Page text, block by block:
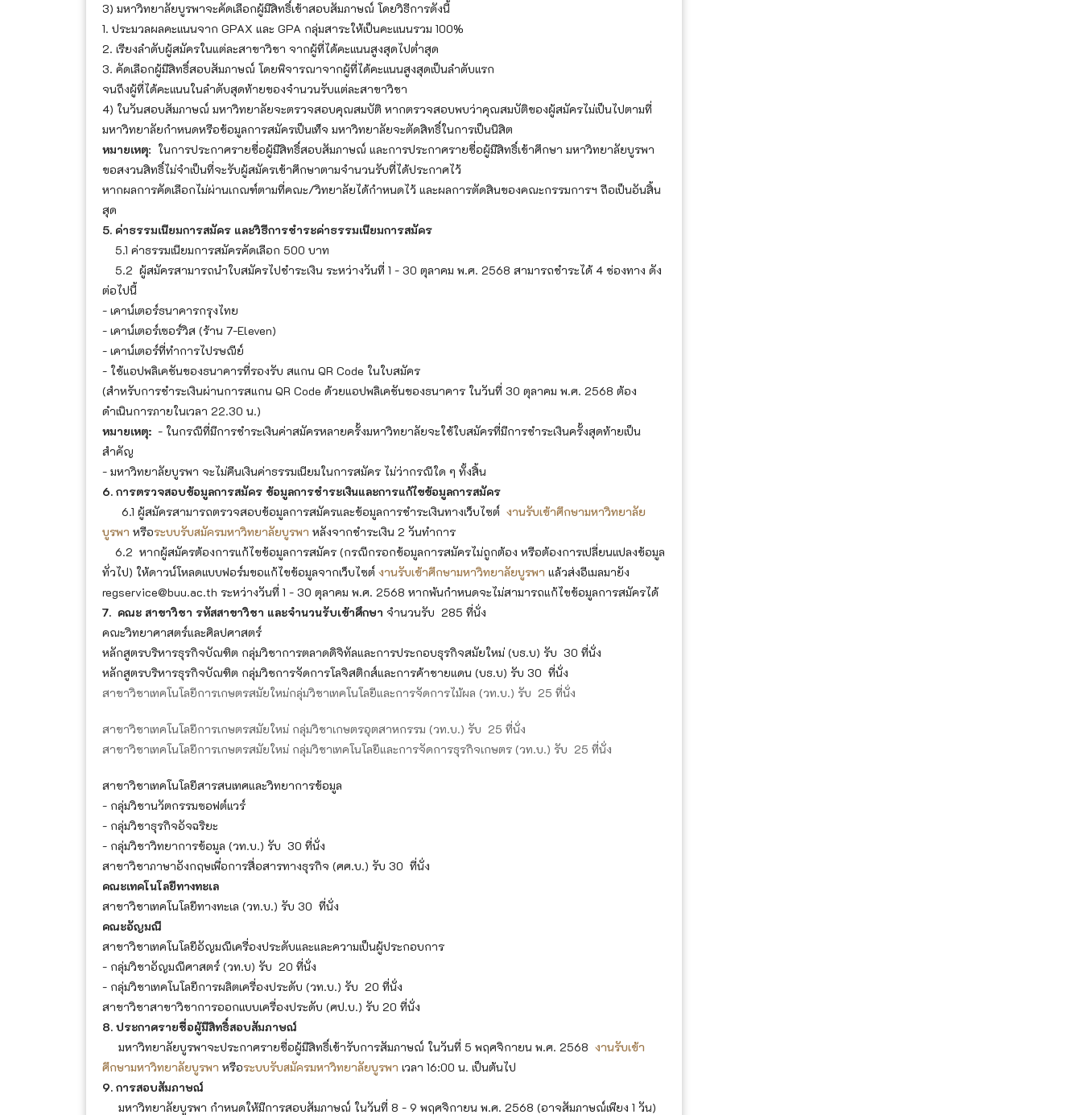
3) มหาวิทยาลัยบูรพาจะคัดเลือกผู้มีสิทธิ์เข้าสอบสัมภาษณ์ โดยวิธีการดังนี้
1. ประมวลผลคะแนนจาก GPAX และ GPA กลุ่มสาระให้เป็นคะแนนรวม 100%
2. เรียงลำดับผู้สมัครในแต่ละสาขาวิชา จากผู้ที่ได้คะแนนสูงสุดไปต่ำสุด
3. คัดเลือกผู้มีสิทธิ์สอบสัมภาษณ์ โดยพิจารณาจากผู้ที่ได้คะแนนสูงสุดเป็นลำดับแรก
จนถึงผู้ที่ได้คะแนนในลำดับสุดท้ายของจำนวนรับแต่ละสาขาวิชา
4) ในวันสอบสัมภาษณ์ มหาวิทยาลัยจะตรวจสอบคุณสมบัติ หากตรวจสอบพบว่าคุณสมบัติของผู้สมัครไม่เป็นไปตามที่
มหาวิทยาลัยกำหนดหรือข้อมูลการสมัครเป็นเท็จ มหาวิทยาลัยจะตัดสิทธิ์ในการเป็นนิสิต
หมายเหตุ: ในการประกาศรายชื่อผู้มีสิทธิ์สอบสัมภาษณ์ และการประกาศรายชื่อผู้มีสิทธิ์เข้าศึกษา มหาวิทยาลัยบูรพา
ขอสงวนสิทธิ์ไม่จำเป็นที่จะรับผู้สมัครเข้าศึกษาตามจำนวนรับที่ได้ประกาศไว้
หากผลการคัดเลือกไม่ผ่านเกณฑ์ตามที่คณะ/วิทยาลัยได้กำหนดไว้ และผลการตัดสินของคณะกรรมการฯ ถือเป็นอันสิ้น
สุด
5. ค่าธรรมเนียมการสมัคร และวิธีการชำระค่าธรรมเนียมการสมัคร
5.1 ค่าธรรมเนียมการสมัครคัดเลือก 500 บาท
5.2 ผู้สมัครสามารถนำใบสมัครไปชำระเงิน ระหว่างวันที่ 1 - 30 ตุลาคม พ.ศ. 2568 สามารถชำระได้ 4 ช่องทาง ดัง
ต่อไปนี้
- เคาน์เตอร์ธนาคารกรุงไทย
- เคาน์เตอร์เซอร์วิส (ร้าน 7-Eleven)
- เคาน์เตอร์ที่ทำการไปรษณีย์
- ใช้แอปพลิเคชันของธนาคารที่รองรับ สแกน QR Code ในใบสมัคร
(สำหรับการชำระเงินผ่านการสแกน QR Code ด้วยแอปพลิเคชันของธนาคาร ในวันที่ 30 ตุลาคม พ.ศ. 2568 ต้อง
ดำเนินการภายในเวลา 22.30 น.)
หมายเหตุ: - ในกรณีที่มีการชำระเงินค่าสมัครหลายครั้งมหาวิทยาลัยจะใช้ใบสมัครที่มีการชำระเงินครั้งสุดท้ายเป็น
สำคัญ
- มหาวิทยาลัยบูรพา จะไม่คืนเงินค่าธรรมเนียมในการสมัคร ไม่ว่ากรณีใด ๆ ทั้งสิ้น
6. การตรวจสอบข้อมูลการสมัคร ข้อมูลการชำระเงินและการแก้ไขข้อมูลการสมัคร
6.1 ผู้สมัครสามารถตรวจสอบข้อมูลการสมัครและข้อมูลการชำระเงินทางเว็บไซต์ งานรับเข้าศึกษามหาวิทยาลัย
บูรพา หรือระบบรับสมัครมหาวิทยาลัยบูรพา หลังจากชำระเงิน 2 วันทำการ
6.2 หากผู้สมัครต้องการแก้ไขข้อมูลการสมัคร (กรณีกรอกข้อมูลการสมัครไม่ถูกต้อง หรือต้องการเปลี่ยนแปลงข้อมูล
ทั่วไป) ให้ดาวน์โหลดแบบฟอร์มขอแก้ไขข้อมูลจากเว็บไซต์ งานรับเข้าศึกษามหาวิทยาลัยบูรพา แล้วส่งอีเมลมายัง
regservice@buu.ac.th ระหว่างวันที่ 1 - 30 ตุลาคม พ.ศ. 2568 หากพ้นกำหนดจะไม่สามารถแก้ไขข้อมูลการสมัครได้
7. คณะ สาขาวิชา รหัสสาขาวิชา และจำนวนรับเข้าศึกษา จำนวนรับ 285 ที่นั่ง
คณะวิทยาศาสตร์และศิลปศาสตร์
หลักสูตรบริหารธุรกิจบัณฑิต กลุ่มวิชาการตลาดดิจิทัลและการประกอบธุรกิจสมัยใหม่ (บธ.บ) รับ 30 ที่นั่ง
หลักสูตรบริหารธุรกิจบัณฑิต กลุ่มวิชการจัดการโลจิสติกส์และการค้าชายแดน (บธ.บ) รับ 30 ที่นั่ง
สาขาวิชาเทคโนโลยีการเกษตรสมัยใหม่กลุ่มวิชาเทคโนโลยีและการจัดการไม้ผล (วท.บ.) รับ 25 ที่นั่ง
สาขาวิชาเทคโนโลยีการเกษตรสมัยใหม่ กลุ่มวิชาเกษตรอุตสาหกรรม (วท.บ.) รับ 25 ที่นั่ง
สาขาวิชาเทคโนโลยีการเกษตรสมัยใหม่ กลุ่มวิชาเทคโนโลยีและการจัดการธุรกิจเกษตร (วท.บ.) รับ 25 ที่นั่ง
สาขาวิชาเทคโนโลยีสารสนเทศและวิทยาการข้อมูล
- กลุ่มวิชานวัตกรรมซอฟต์แวร์
- กลุ่มวิชาธุรกิจอัจฉริยะ
- กลุ่มวิชาวิทยาการข้อมูล (วท.บ.) รับ 30 ที่นั่ง
สาขาวิชาภาษาอังกฤษเพื่อการสื่อสารทางธุรกิจ (ศศ.บ.) รับ 30 ที่นั่ง
คณะเทคโนโลยีทางทะเล
สาขาวิชาเทคโนโลยีทางทะเล (วท.บ.) รับ 30 ที่นั่ง
คณะอัญมณี
สาขาวิชาเทคโนโลยีอัญมณีเครื่องประดับและและความเป็นผู้ประกอบการ
- กลุ่มวิชาอัญมณีศาสตร์ (วท.บ) รับ 20 ที่นั่ง
- กลุ่มวิชาเทคโนโลยีการผลิตเครื่องประดับ (วท.บ.) รับ 20 ที่นั่ง
สาขาวิชาสาขาวิชาการออกแบบเครื่องประดับ (ศป.บ.) รับ 20 ที่นั่ง
8. ประกาศรายชื่อผู้มีสิทธิ์สอบสัมภาษณ์
มหาวิทยาลัยบูรพาจะประกาศรายชื่อผู้มีสิทธิ์เข้ารับการสัมภาษณ์ ในวันที่ 5 พฤศจิกายน พ.ศ. 2568 งานรับเข้า
ศึกษามหาวิทยาลัยบูรพา หรือระบบรับสมัครมหาวิทยาลัยบูรพา เวลา 16:00 น. เป็นต้นไป
9. การสอบสัมภาษณ์
มหาวิทยาลัยบูรพา กำหนดให้มีการสอบสัมภาษณ์ ในวันที่ 8 - 9 พฤศจิกายน พ.ศ. 2568 (อาจสัมภาษณ์เพียง 1 วัน)